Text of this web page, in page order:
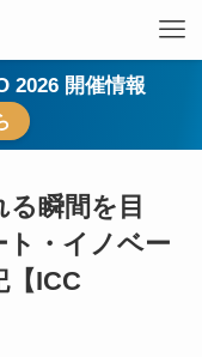
2026 開催情報
瞬間を目
ト・イノベー
【ICC